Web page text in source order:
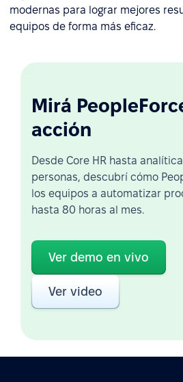
modernas para lograr mejores
equipos de forma más eficaz.
Mirá
acción
Desde Core HR hasta
personas, descubrí cómo
los equipos a automatizar
hasta 80 horas al mes.
Ver demo en vivo
Ver video